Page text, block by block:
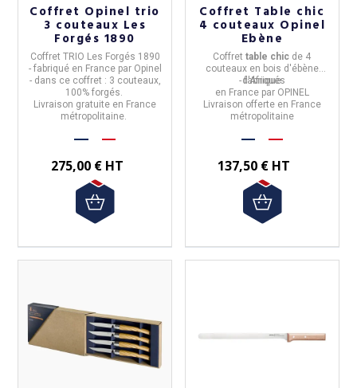
Coffret Opinel trio
3 couteaux Les
Forgés 1890
Coffret TRIO Les Forgés 1890
- fabriqué en Francepar Opinel
- dans ce coffret : 3 couteaux,
100% forgés.
Livraison gratuite en France
métropolitaine.
275,00 € HT
Coffret Table chic
4 couteaux Opinel
Ebène
Coffrettable chic de 4
couteaux en bois d'ébène
d'Afrique
-fabriqués
en France par OPINEL
Livraison offerte en France
métropolitaine
137,50 € HT